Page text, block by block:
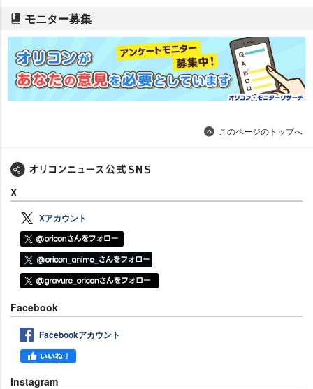
モニター募集
このページのトップへ
X
Xアカウント
Facebook
Facebookアカウント
Instagram